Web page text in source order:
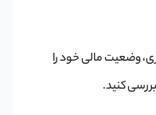
وضعیت مالی خود را
کنید.